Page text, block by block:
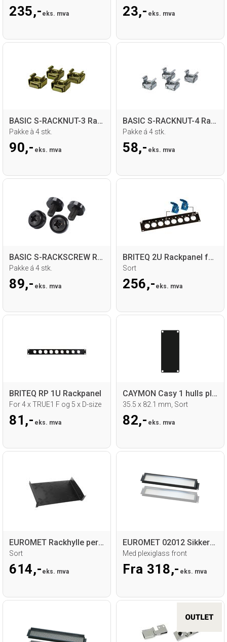
235,- eks. mva 23,- eks. mva
BASIC S-RACKNUT-3 Rackmutter for 1.5mm
Pakke à 4 stk.
90,- eks. mva
BASIC S-RACKNUT-4 Rackmutter for 3mm
Pakke á 4 stk.
58,- eks. mva
BASIC S-RACKSCREW Rackskruer m/skive
Pakke á 4 stk.
89,- eks. mva
BRITEQ 2U Rackpanel for 8 x Schuko
Sort
256,- eks. mva
BRITEQ RP 1U Rackpanel
For 4 x TRUE1 F og 5 x D-size
81,- eks. mva
CAYMON Casy 1 hulls plate D-size
35.5 x 82.1 mm, Sort
82,- eks. mva
EUROMET Rackhylle perforért
Sort
614,- eks. mva
EUROMET 02012 Sikkerhetspanel
Med plexiglass front
Fra 318,- eks. mva